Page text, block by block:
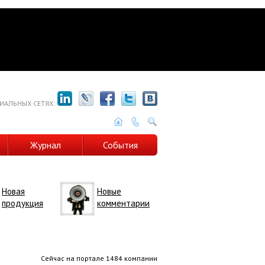
СЕТЯХ:
Журнал События
Новая
продукция
Новые
комментарии
Сейчас на портале 1484 компании